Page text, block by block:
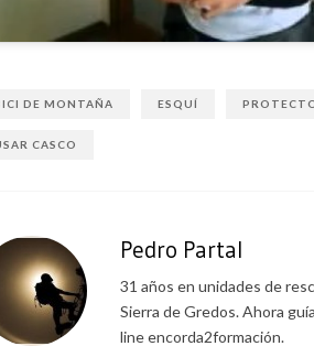
DE MONTAÑA ESQUÍ
CASCO
Pedro Partal
31 años en unidades de
Sierra de Gredos. Ahora
line encorda2formación.